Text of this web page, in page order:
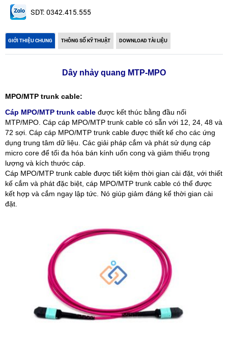
SDT: 0342.415.555
GIỚI THIỆU CHUNG THÔNG SỐ KỸ THUẬT DOWNLOAD TÀI LIỆU
Dây nhảy quang MTP-MPO
MPO/MTP trunk cable:
Cáp MPO/MTP trunk cable được kết thúc bằng đầu nối
MTP/MPO. Cáp cáp MPO/MTP trunk cable có sẵn với 12, 24, 48 và
72 sợi. Cáp cáp MPO/MTP trunk cable được thiết kế cho các ứng
dụng trung tâm dữ liệu. Các giải pháp cắm và phát sử dụng cáp
micro core để tối đa hóa bán kính uốn cong và giảm thiểu trọng
lượng và kích thước cáp.
Cáp MPO/MTP trunk cable được tiết kiệm thời gian cài đặt, với thiết
kế cắm và phát đặc biệt, cáp MPO/MTP trunk cable có thể được
kết hợp và cắm ngay lập tức. Nó giúp giảm đáng kể thời gian cài
đặt.